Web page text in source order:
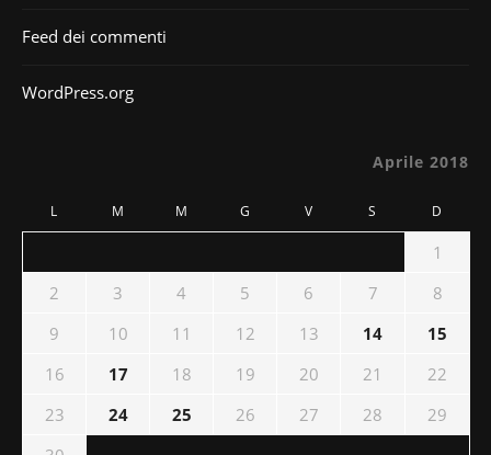
Feed dei commenti
WordPress.org
Aprile 2018
L M M G V S D
1
2
3 4 5 6 7
8
9
10 11 12 13 14
15
16
17 18 19 20 21
22
23
24 25 26 27 28
29